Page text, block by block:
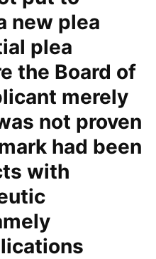
new plea
plea
the Board of
merely
not proven
had been
with